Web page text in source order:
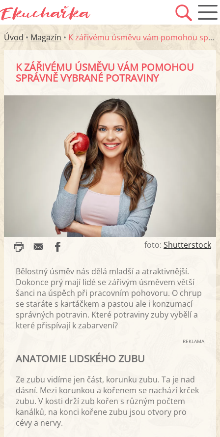
Úvod • Magazín • K zářivému úsměvu vám pomohou správně vybrané potraviny
K ZÁŘIVÉMU ÚSMĚVU VÁM POMOHOU
SPRÁVNĚ VYBRANÉ POTRAVINY
foto: Shutterstock
Bělostný úsměv nás dělá mladší a atraktivnější.
Dokonce prý mají lidé se zářivým úsměvem větší
šanci na úspěch při pracovním pohovoru. O chrup
se staráte s kartáčkem a pastou ale i konzumací
správných potravin. Které potraviny zuby vybělí a
které přispívají k zabarvení?
REKLAMA
ANATOMIE LIDSKÉHO ZUBU
Ze zubu vidíme jen část, korunku zubu. Ta je nad
dásní. Mezi korunkou a kořenem se nachází krček
zubu. V kosti drží zub kořen s různým počtem
kanálků, na konci kořene zubu jsou otvory pro
cévy a nervy.